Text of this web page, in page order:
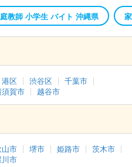
教師 小学生 バイト 沖縄県
港区 渋谷区
千葉市
須賀市 越谷市
山市 堺市 姫路市
茨木市
川市